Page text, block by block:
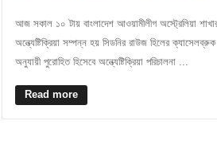
আজ সকাল ১০ টায় বাংলাদেশ আওয়ামীলীগ অস্ট্রেলিয়া
অন্ত্যেষ্টিক্রিয়া সম্পন্ন হয় সিডনির রাউজ হিলের ক্যাসেলব্রুক
অনুযায়ী পুরোহিত হিসেবে অন্ত্যেষ্টিক্রিয়া পরিচালনা ...
Read more